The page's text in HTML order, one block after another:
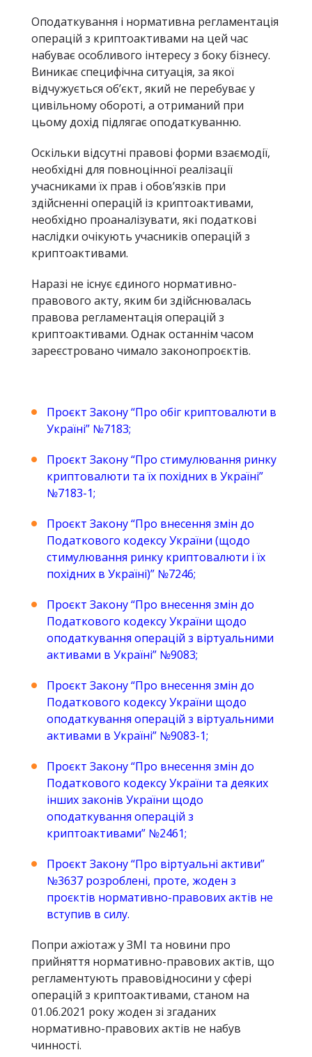
Оподаткування і нормативна регламентація
операцій з криптоактивами на цей час
набуває особливого інтересу з боку бізнесу.
Виникає специфічна ситуація, за якої
відчужується об’єкт, який не перебуває у
цивільному обороті, а отриманий при
цьому дохід підлягає оподаткуванню.
Оскільки відсутні правові форми взаємодії,
необхідні для повноцінної реалізації
учасниками їх прав і обов’язків при
здійсненні операцій із криптоактивами,
необхідно проаналізувати, які податкові
наслідки очікують учасників операцій з
криптоактивами.
Наразі не існує єдиного нормативно-
правового акту, яким би здійснювалась
правова регламентація операцій з
криптоактивами. Однак останнім часом
зареєстровано чимало законопроєктів.
Проєкт Закону “Про обіг криптовалюти в
Україні” №7183;
Проєкт Закону “Про стимулювання ринку
криптовалюти та їх похідних в Україні”
№7183-1;
Проєкт Закону “Про внесення змін до
Податкового кодексу України (щодо
стимулювання ринку криптовалюти і їх
похідних в Україні)” №7246;
Проєкт Закону “Про внесення змін до
Податкового кодексу України щодо
оподаткування операцій з віртуальними
активами в Україні” №9083;
Проєкт Закону “Про внесення змін до
Податкового кодексу України щодо
оподаткування операцій з віртуальними
активами в Україні” №9083-1;
Проєкт Закону “Про внесення змін до
Податкового кодексу України та деяких
інших законів України щодо
оподаткування операцій з
криптоактивами” №2461;
Проєкт Закону “Про віртуальні активи”
№3637 розроблені, проте, жоден з
проєктів нормативно-правових актів не
вступив в силу.
Попри ажіотаж у ЗМІ та новини про
прийняття нормативно-правових актів, що
регламентують правовідносини у сфері
операцій з криптоактивами, станом на
01.06.2021 року жоден зі згаданих
нормативно-правових актів не набув
чинності.